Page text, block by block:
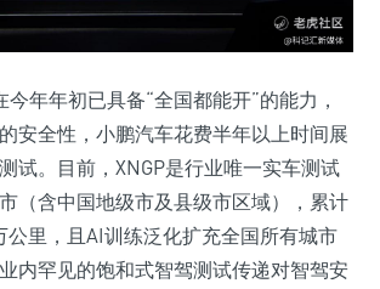
今年年初已具备“全国都能开”的能力，
安全性，小鹏汽车花费半年以上时间展
试。目前，XNGP是行业唯一实车测试
（含中国地级市及县级市区域），累计
公里，且AI训练泛化扩充全国所有城市
内罕见的饱和式智驾测试传递对智驾安